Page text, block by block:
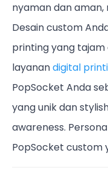
nyaman dan
Desain custom
printing yang
layanandigital
PopSocket Anda
yang unik dan
awareness.
PopSocket custom